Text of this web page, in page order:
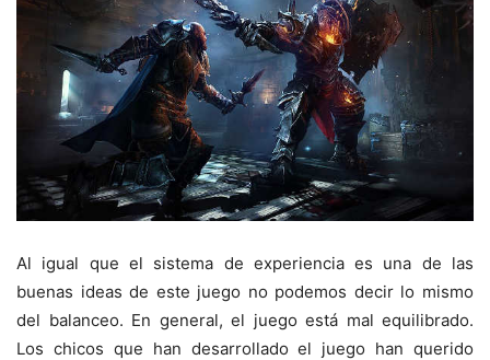
Al igual que el sistema de experiencia es una de las
buenas ideas de este juego no podemos decir lo mismo
del balanceo. En general, el juego está mal equilibrado.
Los chicos que han desarrollado el juego han querido